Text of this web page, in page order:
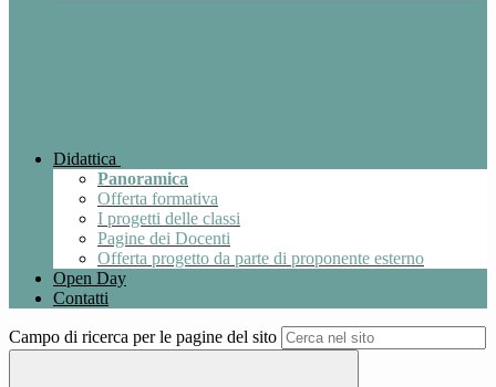
Didattica
Panoramica
Offerta formativa
I progetti delle classi
Pagine dei Docenti
Offerta progetto da parte di proponente esterno
Open Day
Contatti
Campo di ricerca per le pagine del sito